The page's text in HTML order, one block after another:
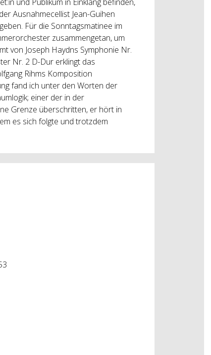
Ausnahmecellist Jean-Guihen
Für die Sonntagsmatinee im
zusammengetan, um
von Joseph Haydns Symphonie Nr.
Nr. 2 D-Dur erklingt das
Rihms Komposition
fand ich unter den Worten der
einer der in der
Grenze überschritten, er hört in
es sich folgte und trotzdem